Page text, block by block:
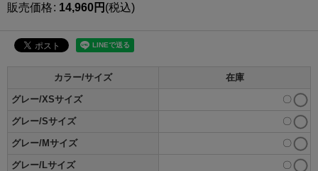
販売価格: 14,960円 (税込)
カラー/サイズ 在庫
グレー/XSサイズ 〇
グレー/Sサイズ 〇
グレー/Mサイズ 〇
グレー/Lサイズ 〇